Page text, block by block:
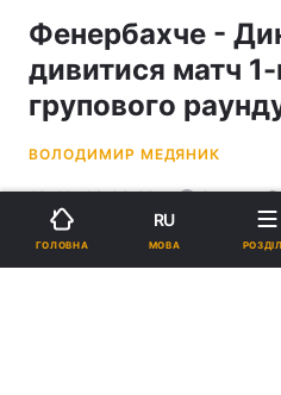
Фенербахче -
дивитися матч 1-
групового
ВОЛОДИМИР МЕДЯНИК
19:40, 08.09.22 3 хв.
ГОЛОВНА
RU
МОВА